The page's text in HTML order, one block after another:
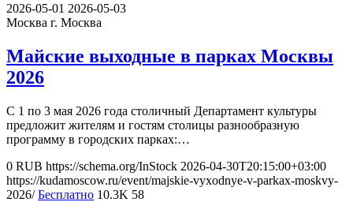
2026-05-01 2026-05-03
Москва г. Москва
Майские выходные в парках Москвы
2026
С 1 по 3 мая 2026 года столичный Департамент культуры
предложит жителям и гостям столицы разнообразную
программу в городских парках:…
0 RUB https://schema.org/InStock 2026-04-30T20:15:00+03:00
https://kudamoscow.ru/event/majskie-vyxodnye-v-parkax-moskvy-
2026/ Бесплатно 10.3K 58